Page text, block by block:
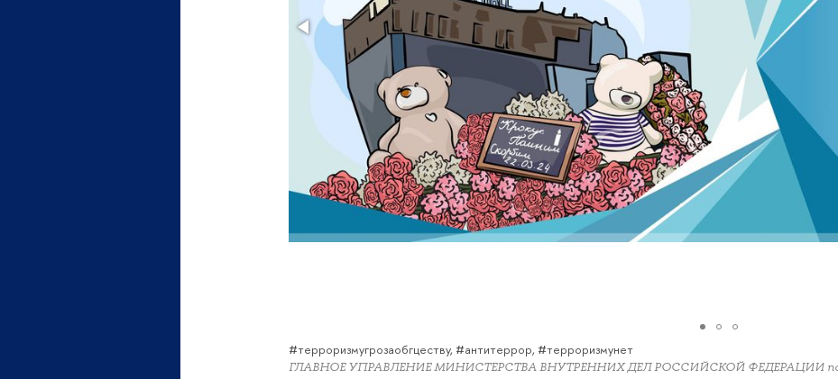
#терроризмугрозаобгцеству, #антитеррор, #терроризмунет
ГЛАВНОЕ УПРАВЛЕНИЕ МИНИСТЕРСТВА ВНУТРЕННИХ ДЕЛ РОССИЙСКОЙ ФЕДЕРАЦИИ